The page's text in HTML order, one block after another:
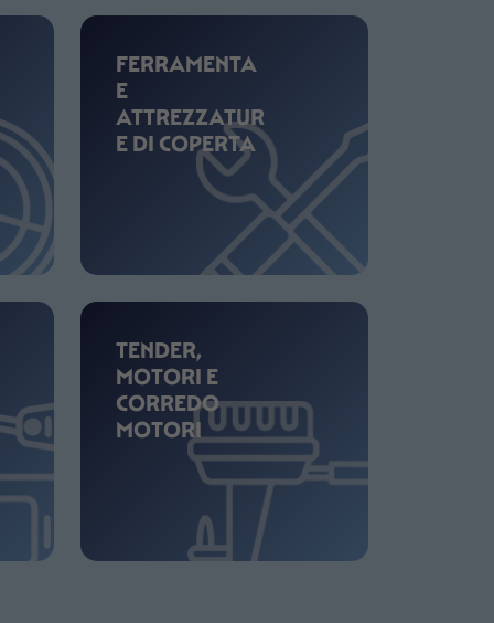
FERRAMENTA
E
ATTREZZATUR
E DI COPERTA
TENDER,
MOTORI E
CORREDO
MOTORI